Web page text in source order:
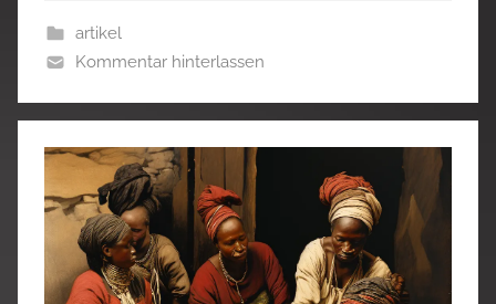
artikel
Kommentar hinterlassen